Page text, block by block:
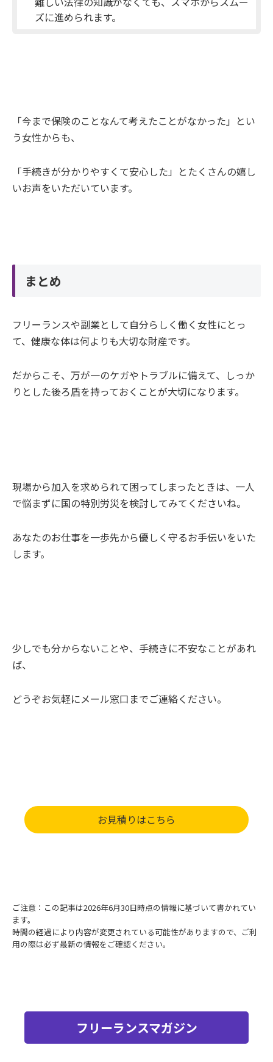
ズに進められます。
「今まで保険のことなんて考えたことがなかった」とい
う女性からも、
「手続きが分かりやすくて安心した」とたくさんの嬉し
いお声をいただいています。
まとめ
フリーランスや副業として自分らしく働く女性にとっ
て、健康な体は何よりも大切な財産です。
だからこそ、万が一のケガやトラブルに備えて、しっか
りとした後ろ盾を持っておくことが大切になります。
現場から加入を求められて困ってしまったときは、一人
で悩まずに国の特別労災を検討してみてくださいね。
あなたのお仕事を一歩先から優しく守るお手伝いをいた
します。
少しでも分からないことや、手続きに不安なことがあれ
ば、
どうぞお気軽にメール窓口までご連絡ください。
お見積りはこちら
ご注意：この記事は2026年6月30日時点の情報に基づいて書かれてい
ます。
時間の経過により内容が変更されている可能性がありますので、ご利
用の際は必ず最新の情報をご確認ください。
フリーランスマガジン